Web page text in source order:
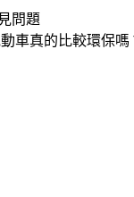
問題
車真的比較環保